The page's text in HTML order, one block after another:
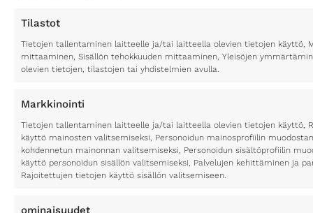
Tilastot
Tietojen tallentaminen laitteelle ja/tai laitteella olevien tietojen käyttö,
mittaaminen, Sisällön tehokkuuden mittaaminen, Yleisöjen
olevien tietojen, tilastojen tai yhdistelmien avulla.
Markkinointi
Tietojen tallentaminen laitteelle ja/tai laitteella olevien tietojen käyttö,
käyttö mainosten valitsemiseksi, Personoidun mainosprofiilin
kohdennetun mainonnan valitsemiseksi, Personoidun sisältöprofiilin
käyttö personoidun sisällön valitsemiseksi, Palvelujen kehittäminen ja
Rajoitettujen tietojen käyttö sisällön valitsemiseen.
ominaisuudet